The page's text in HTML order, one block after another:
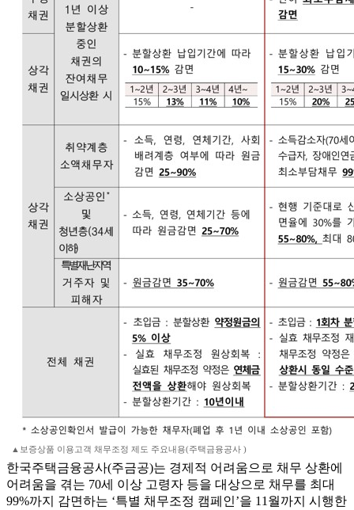
▲보증상품 이용고객 채무조정 제도 주요내용(주택금융공사 )
한국주택금융공사(주금공)는 경제적 어려움으로 채무 상환에
어려움을 겪는 70세 이상 고령자 등을 대상으로 채무를 최대
99%까지 감면하는 ‘특별 채무조정 캠페인’을 11월까지 시행한